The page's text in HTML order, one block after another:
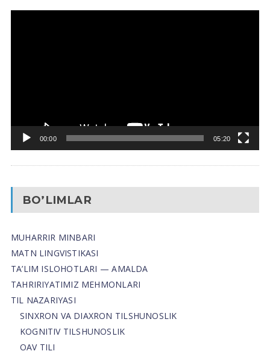
00:00 05:20
BO’LIMLAR
MUHARRIR MINBARI
MATN LINGVISTIKASI
TA’LIM ISLOHOTLARI — AMALDA
TAHRIRIYATIMIZ MEHMONLARI
TIL NAZARIYASI
SINXRON VA DIAXRON TILSHUNOSLIK
KOGNITIV TILSHUNOSLIK
OAV TILI